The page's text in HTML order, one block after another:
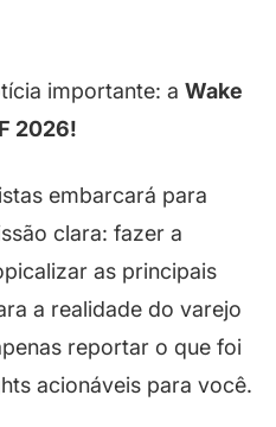
importante: a Wake
2026!
embarcará para
clara: fazer a
as principais
a realidade do varejo
reportar o que foi
acionáveis para você.